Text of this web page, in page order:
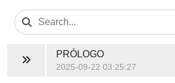
PRÓLOGO
2025-09-22 03:25:27